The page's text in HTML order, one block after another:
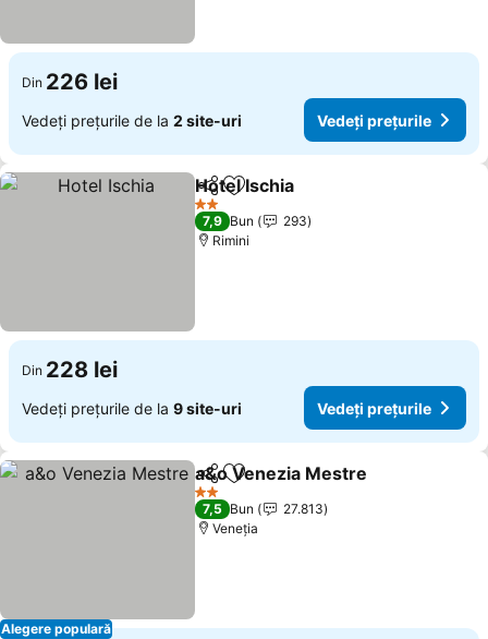
Din 226 lei
Vedeți prețurile de la 2 site-uri Vedeți prețurile
DistribuițiAdăugaţi la favorite
Hotel Ischia
2 Stele
7,9 Bun
293
Rimini
Din 228 lei
Vedeți prețurile de la 9 site-uri Vedeți prețurile
Alegere populară
DistribuițiAdăugaţi la favorite
a&o Venezia Mestre
2 Stele
7,5 Bun
27.813
Veneţia